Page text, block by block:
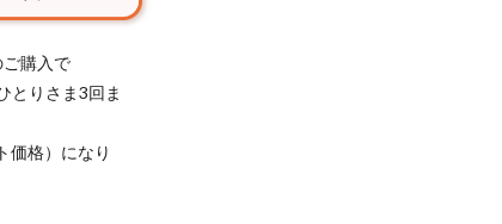
購入で
とりさま3回ま
価格）になり